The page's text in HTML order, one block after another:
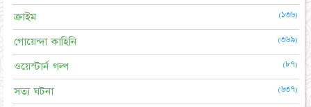
ক্রাইম (১৩৬)
গোয়েন্দা কাহিনি (৩৬৯)
ওয়েস্টার্ন গল্প (৮৭)
সত্য ঘটনা (৬৩৭)